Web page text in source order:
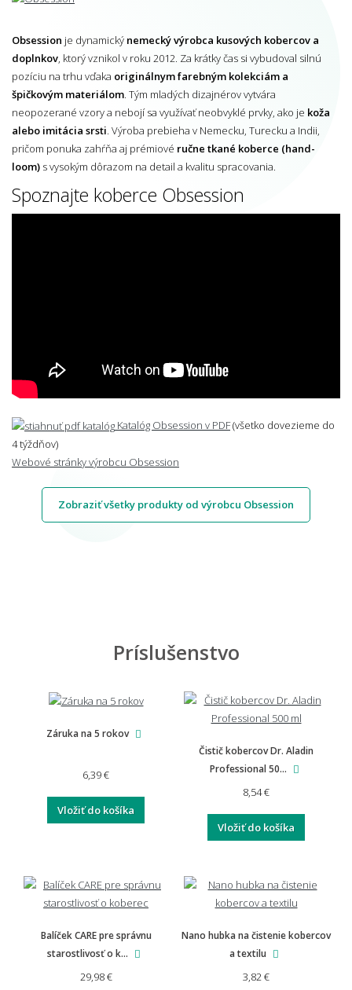
Obsession je dynamický nemecký výrobca kusových kobercov a
doplnkov , ktorý vznikol v roku 2012. Za krátky čas si vybudoval silnú
pozíciu na trhu vďaka originálnym farebným kolekciám a
špičkovým materiálom . Tým mladých dizajnérov vytvára
neopozerané vzory a nebojí sa využívať neobvyklé prvky, ako je koža
alebo imitácia srsti . Výroba prebieha v Nemecku, Turecku a Indii,
pričom ponuka zahŕňa aj prémiové ručne tkané koberce (hand-
loom) s vysokým dôrazom na detail a kvalitu spracovania.
Spoznajte koberce Obsession
Katalóg Obsession v PDF(všetko dovezieme do
4 týždňov)
Webové stránky výrobcu Obsession
Zobraziť všetky produkty od výrobcu Obsession
Príslušenstvo
Záruka na 5 rokov
6,39 €
Vložiť do košíka
Čistič kobercov Dr. Aladin
Professional 50...
8,54 €
Vložiť do košíka
Balíček CARE pre správnu
starostlivosť o k...
29,98 €
Nano hubka na čistenie kobercov
a textilu
3,82 €